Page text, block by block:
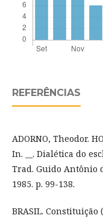
REFERÊNCIAS
ADORNO, Theodor.
In. __. Dialética do
Trad. Guido Antônio
1985. p. 99-138.
BRASIL.